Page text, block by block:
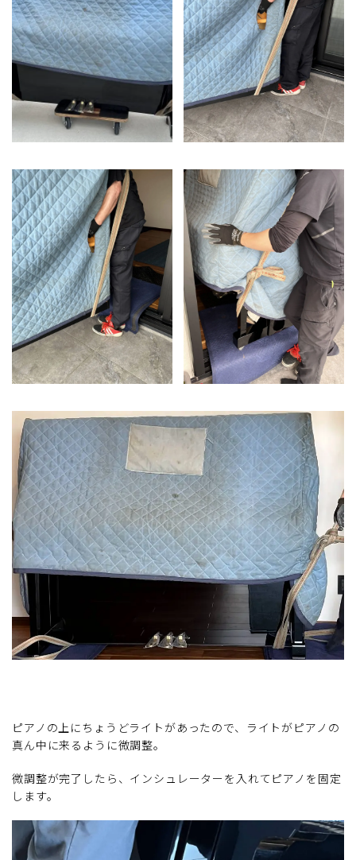
ピアノの上にちょうどライトがあったので、ライトがピアノの
真ん中に来るように微調整。
微調整が完了したら、インシュレーターを入れてピアノを固定
します。